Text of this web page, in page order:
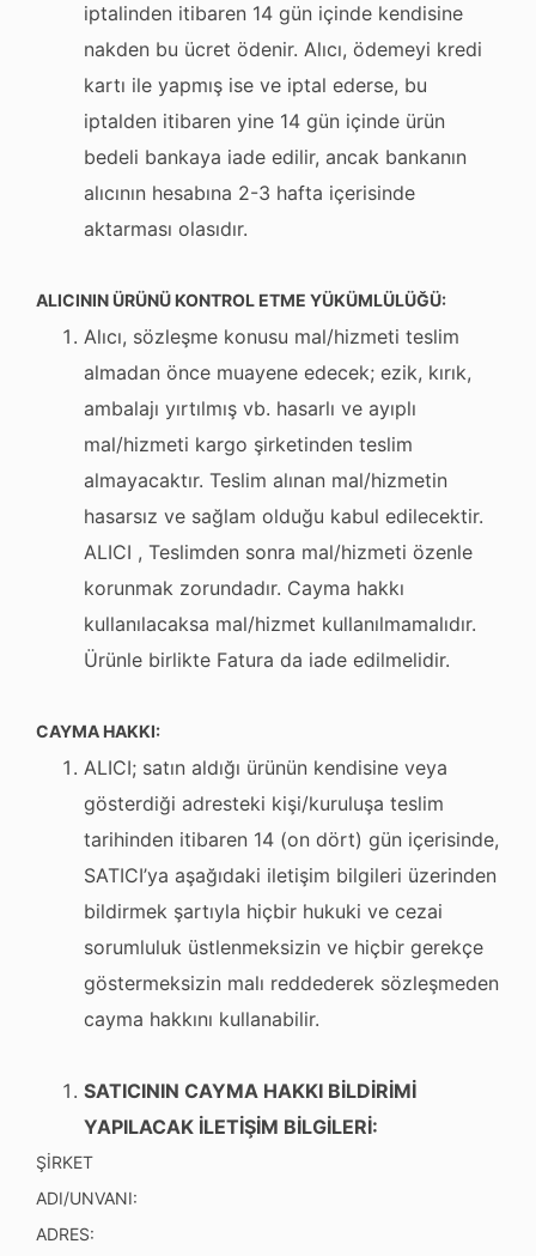
iptalinden itibaren 14 gün içinde kendisine
nakden bu ücret ödenir. Alıcı, ödemeyi kredi
kartı ile yapmış ise ve iptal ederse, bu
iptalden itibaren yine 14 gün içinde ürün
bedeli bankaya iade edilir, ancak bankanın
alıcının hesabına 2-3 hafta içerisinde
aktarması olasıdır.
ALICININ ÜRÜNÜ KONTROL ETME YÜKÜMLÜLÜĞÜ:
Alıcı, sözleşme konusu mal/hizmeti teslim
almadan önce muayene edecek; ezik, kırık,
ambalajı yırtılmış vb. hasarlı ve ayıplı
mal/hizmeti kargo şirketinden teslim
almayacaktır. Teslim alınan mal/hizmetin
hasarsız ve sağlam olduğu kabul edilecektir.
ALICI , Teslimden sonra mal/hizmeti özenle
korunmak zorundadır. Cayma hakkı
kullanılacaksa mal/hizmet kullanılmamalıdır.
Ürünle birlikte Fatura da iade edilmelidir.
CAYMA HAKKI:
ALICI; satın aldığı ürünün kendisine veya
gösterdiği adresteki kişi/kuruluşa teslim
tarihinden itibaren 14 (on dört) gün içerisinde,
SATICI’ya aşağıdaki iletişim bilgileri üzerinden
bildirmek şartıyla hiçbir hukuki ve cezai
sorumluluk üstlenmeksizin ve hiçbir gerekçe
göstermeksizin malı reddederek sözleşmeden
cayma hakkını kullanabilir.
SATICININ CAYMA HAKKI BİLDİRİMİ
YAPILACAK İLETİŞİM BİLGİLERİ:
ŞİRKET
ADI/UNVANI:
ADRES: